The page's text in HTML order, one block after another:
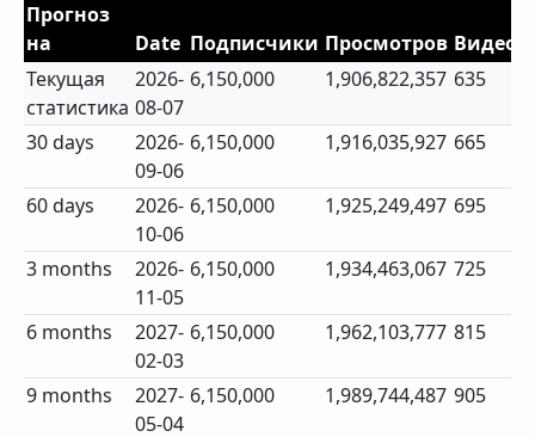
Прогноз
на
Date Подписчики Просмотров Видео
Текущая
статистика
2026-
08-07
6,150,000 1,906,822,357 635
30 days
2026-
09-06
6,150,000 1,916,035,927 665
60 days
2026-
10-06
6,150,000 1,925,249,497 695
3 months
2026-
11-05
6,150,000 1,934,463,067 725
6 months
2027-
02-03
6,150,000 1,962,103,777 815
9 months
2027-
05-04
6,150,000 1,989,744,487 905